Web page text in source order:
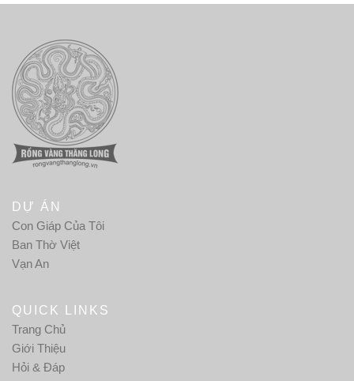
DỰ ÁN
Con Giáp Của Tôi
Ban Thờ Việt
Vạn An
QUICK LINKS
Trang Chủ
Giới Thiệu
Hỏi & Đáp